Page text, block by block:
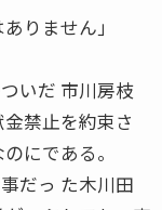
ありません」
いだ 市川房枝
禁止を約束さ
にである。
だっ た木川田